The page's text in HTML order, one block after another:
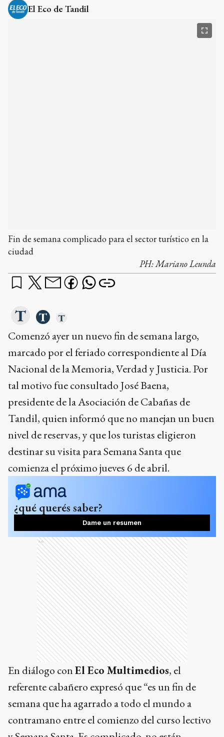
El Eco de Tandil
Comenzó ayer un nuevo fin de semana largo,
marcado por el feriado correspondiente al Día
tal motivo fue consultado José Baena,
presidente de la Asociación de Cabañas de
Tandil, quien informó que no manejan un buen
nivel de reservas, y que los turistas eligieron
destinar su visita para Semana Santa que
comienza el próximo jueves 6 de abril.
¿qué querés saber?
Dame un resumen
Ads
En diálogo conEl Eco Multimedios, el
referente cabañero expresó que “es un fin de
semana que ha agarrado a todo el mundo a
contramano entre el comienzo del curso lectivo
y Semana Santa. Es complicado, no están
completas en la ciudad ni las cabañas”.
En vistas del bajo nivel de reservas, Baena afirmó
que “se están haciendo malabares para poder
completar las tres noches, mucha gente está